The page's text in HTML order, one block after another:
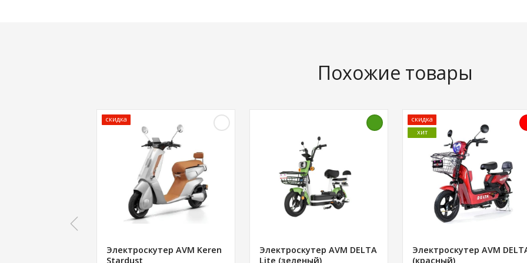
Похожие товары
скидка
Электроскутер AVM Keren
Stardust
Электроскутер AVM DELTA
Lite (зеленый)
скидка
хит
Электроскутер AVM
(красный)